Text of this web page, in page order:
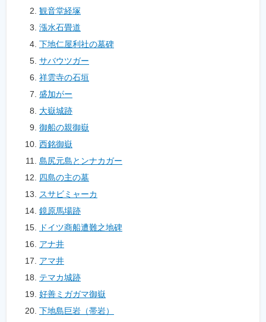
観音堂経塚
漲水石畳道
下地仁屋利社の墓碑
サバウツガー
祥雲寺の石垣
盛加がー
大嶽城跡
御船の親御嶽
西銘御嶽
島尻元島とンナカガー
四島の主の墓
スサビミャーカ
鏡原馬場跡
ドイツ商船遭難之地碑
アナ井
アマ井
テマカ城跡
好善ミガガマ御嶽
下地島巨岩（帯岩）